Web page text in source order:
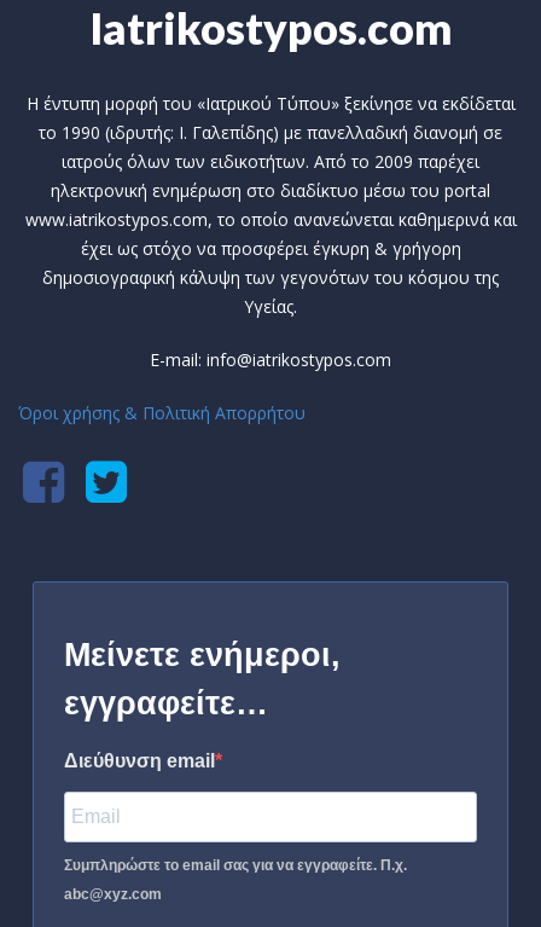
Iatrikostypos.com
Η έντυπη μορφή του «Ιατρικού Τύπου» ξεκίνησε να εκδίδεται
το 1990 (ιδρυτής: Ι. Γαλεπίδης) με πανελλαδική διανομή σε
ιατρούς όλων των ειδικοτήτων. Από το 2009 παρέχει
ηλεκτρονική ενημέρωση στο διαδίκτυο μέσω του portal
www.iatrikostypos.com, το οποίο ανανεώνεται καθημερινά και
έχει ως στόχο να προσφέρει έγκυρη & γρήγορη
δημοσιογραφική κάλυψη των γεγονότων του κόσμου της
Υγείας.
E-mail: info@iatrikostypos.com
Όροι χρήσης & Πολιτική Απορρήτου
Μείνετε ενήμεροι,
εγγραφείτε…
Διεύθυνση email
Συμπληρώστε το email σας για να εγγραφείτε. Π.χ.
abc@xyz.com